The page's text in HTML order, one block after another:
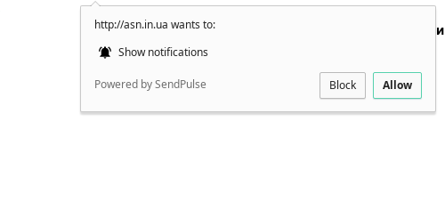
http://asn.in.ua wants to:
Show notifications
Powered by SendPulse Block Allow
Новини